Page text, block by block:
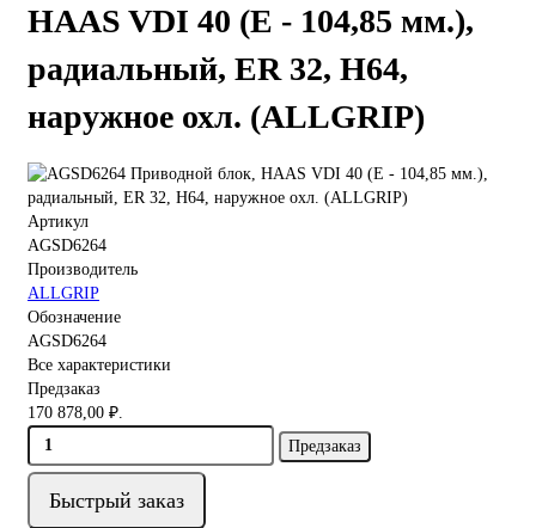
HAAS VDI 40 (E - 104,85 мм.),
радиальный, ER 32, H64,
наружное охл. (ALLGRIP)
Артикул
AGSD6264
Производитель
ALLGRIP
Обозначение
AGSD6264
Все характеристики
Предзаказ
170 878,00 ₽.
Предзаказ
Быстрый заказ